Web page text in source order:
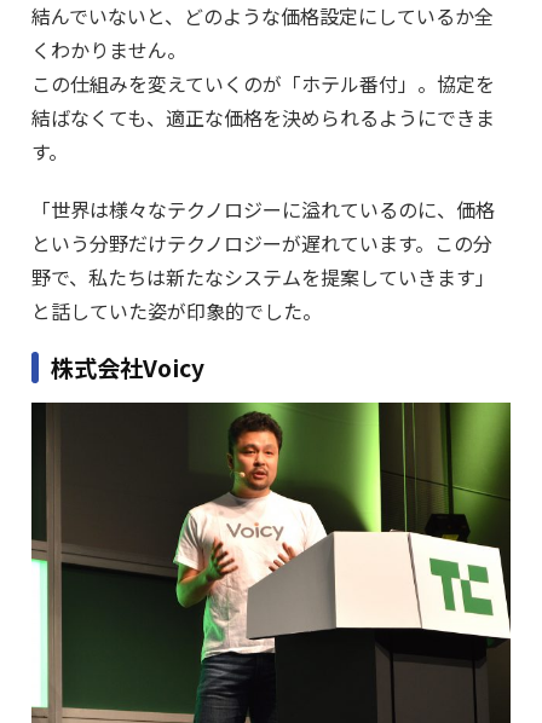
結んでいないと、どのような価格設定にしているか全
くわかりません。
この仕組みを変えていくのが「ホテル番付」。協定を
結ばなくても、適正な価格を決められるようにできま
す。
「世界は様々なテクノロジーに溢れているのに、価格
という分野だけテクノロジーが遅れています。この分
野で、私たちは新たなシステムを提案していきます」
と話していた姿が印象的でした。
株式会社Voicy